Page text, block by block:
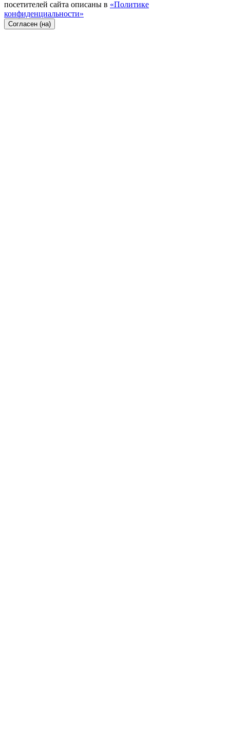
посетителей сайта описаны в «Политике
конфиденциальности»
Согласен (на)